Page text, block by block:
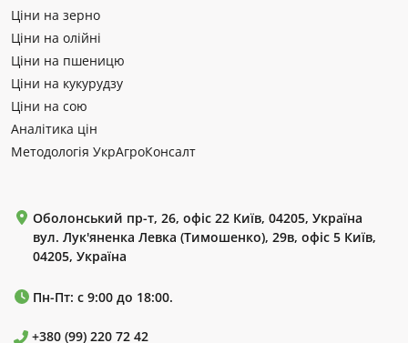
Ціни на зерно
Ціни на олійні
Ціни на пшеницю
Ціни на кукурудзу
Ціни на сою
Аналітика цін
Методологія УкрАгроКонсалт
Оболонський пр-т, 26, офіс 22 Київ, 04205, Україна
вул. Лук'яненка Левка (Тимошенко), 29в, офіс 5 Київ,
04205, Україна
Пн-Пт: с 9:00 до 18:00.
+380 (99) 220 72 42